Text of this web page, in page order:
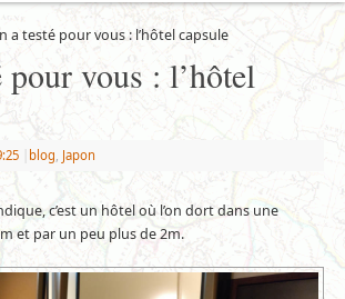
a testé pour vous : l’hôtel capsule
pour vous : l’hôtel
blog, Japon
c’est un hôtel où l’on dort dans une
et par un peu plus de 2m.